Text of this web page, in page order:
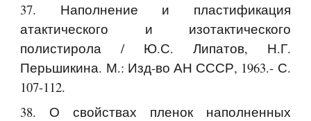
37. Наполнение и пластификация
атактического и изотактического
полистирола / Ю.С. Липатов, Н.Г.
Перьшикина. М.: Изд-во АН СССР, 1963.- С.
107-112.
38. О свойствах пленок наполненных